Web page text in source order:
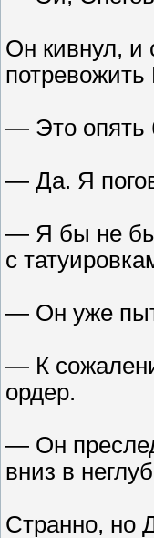
Он кивнул, и
потревожить
— Это опять
— Да. Я
— Я бы не
с
— Он уже
— К
ордер.
— Он
вниз в
Странно, но